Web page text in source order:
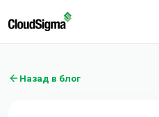
Назад в блог